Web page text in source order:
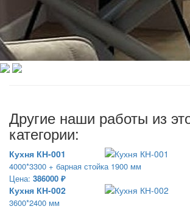
Другие наши работы из
категории:
Кухня КН-001
4000*3300 + барная стойка 1900 мм
Цена: 386000 ₽
Кухня КН-002
3600*2400 мм